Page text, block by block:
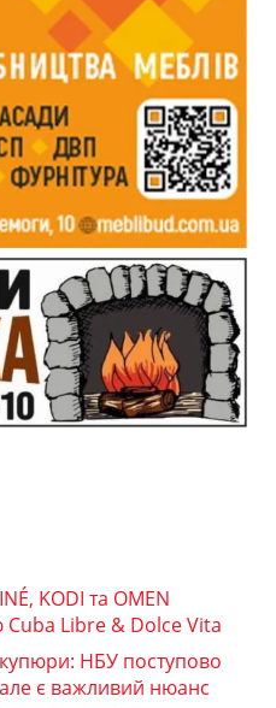
KODI та OMEN
Cuba Libre & Dolce Vita
НБУ поступово
але є важливий нюанс